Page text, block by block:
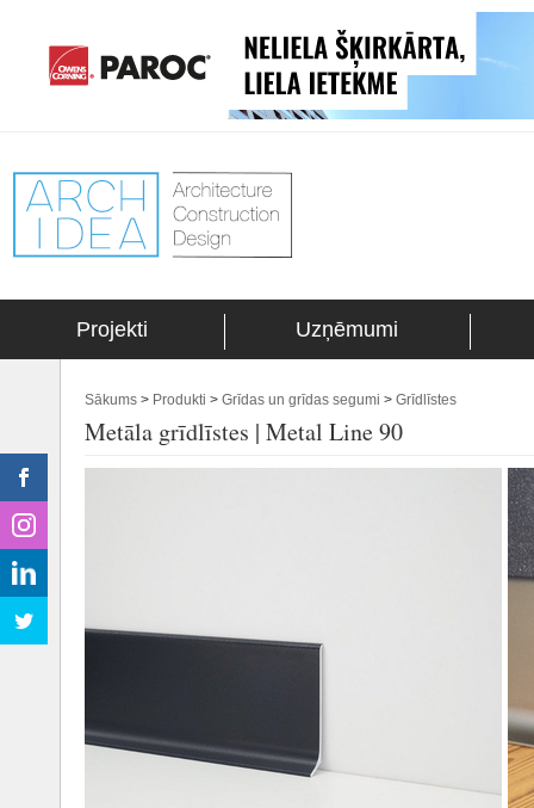
Projekti Uzņēmumi
Sākums > Produkti > Grīdas un grīdas segumi > Grīdlīstes
Metāla grīdlīstes | Metal Line 90